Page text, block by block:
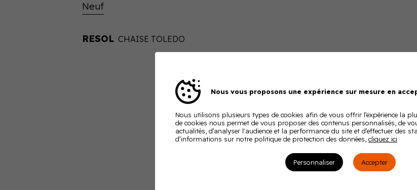
Neuf
RESOL CHAISE TOLEDO
Nous vous proposons une expérience sur mesure en
Nous utilisons plusieurs types de cookies afin de vous offrir l’expérience la
de cookies nous permet de vous proposer des contenus personnalisés, de
actualités, d’analyser l'audience et la performance du site et d’effectuer des
d’informations sur notre politique de protection des données, cliquez ici
Personnaliser Accepter